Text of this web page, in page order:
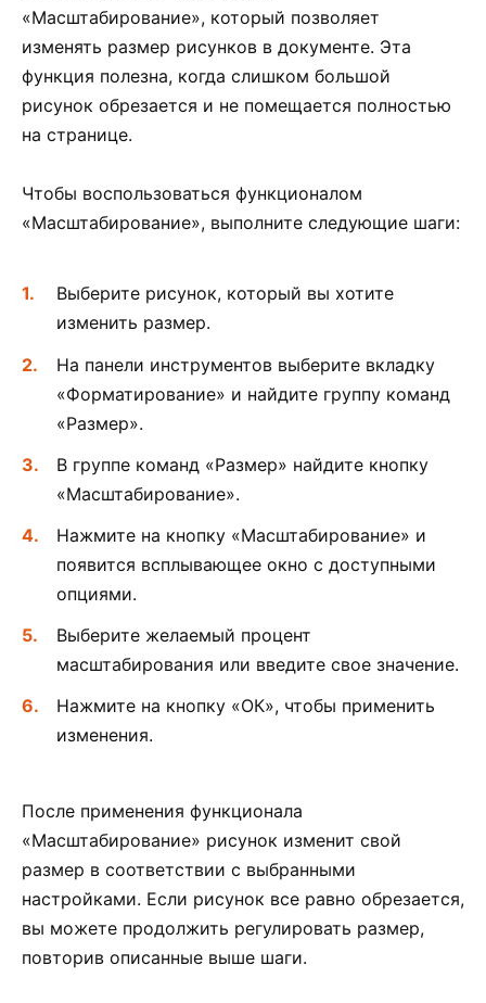
«Масштабирование», который позволяет
изменять размер рисунков в документе. Эта
функция полезна, когда слишком большой
рисунок обрезается и не помещается полностью
на странице.
Чтобы воспользоваться функционалом
«Масштабирование», выполните следующие шаги:
Выберите рисунок, который вы хотите
изменить размер.
На панели инструментов выберите вкладку
«Форматирование» и найдите группу команд
«Размер».
В группе команд «Размер» найдите кнопку
«Масштабирование».
Нажмите на кнопку «Масштабирование» и
появится всплывающее окно с доступными
опциями.
Выберите желаемый процент
масштабирования или введите свое значение.
Нажмите на кнопку «ОК», чтобы применить
изменения.
После применения функционала
«Масштабирование» рисунок изменит свой
размер в соответствии с выбранными
настройками. Если рисунок все равно обрезается,
вы можете продолжить регулировать размер,
повторив описанные выше шаги.